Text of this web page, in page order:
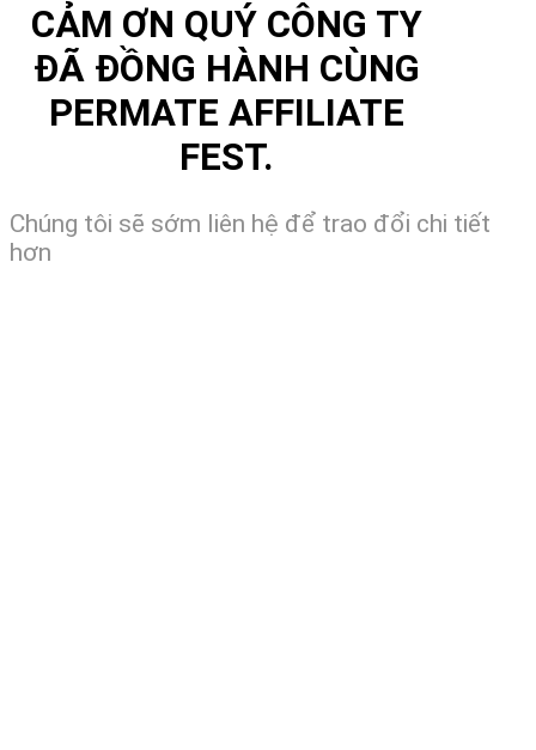
CẢM ƠN QUÝ CÔNG TY
ĐÃ ĐỒNG HÀNH CÙNG
PERMATE AFFILIATE
FEST.
Chúng tôi sẽ sớm liên hệ để trao đổi chi tiết
hơn